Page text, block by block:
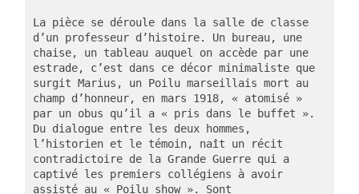
La pièce se déroule dans la salle de classe
d’un professeur d’histoire. Un bureau, une
chaise, un tableau auquel on accède par une
estrade, c’est dans ce décor minimaliste que
surgit Marius, un Poilu marseillais mort au
champ d’honneur, en mars 1918, « atomisé »
par un obus qu’il a « pris dans le buffet ».
Du dialogue entre les deux hommes,
l’historien et le témoin, naît un récit
contradictoire de la Grande Guerre qui a
captivé les premiers collégiens à avoir
assisté au « Poilu show ». Sont